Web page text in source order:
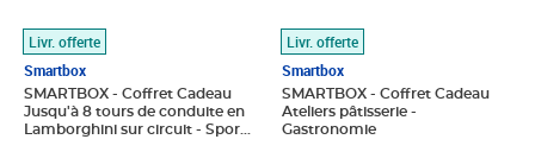
Livr. offerte
Smartbox
SMARTBOX - Coffret Cadeau
Jusqu'à 8 tours de conduite en
Lamborghini sur circuit - Sport
Livr. offerte
Smartbox
SMARTBOX - Coffret Cadeau
Ateliers pâtisserie -
Gastronomie